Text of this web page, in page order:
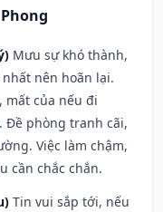
Mưu sự khó thành,
nên hoãn lại.
mất của nếu đi
Đề phòng tranh cãi,
Việc làm chậm,
cần chắc chắn.
Tin vui sắp tới, nếu